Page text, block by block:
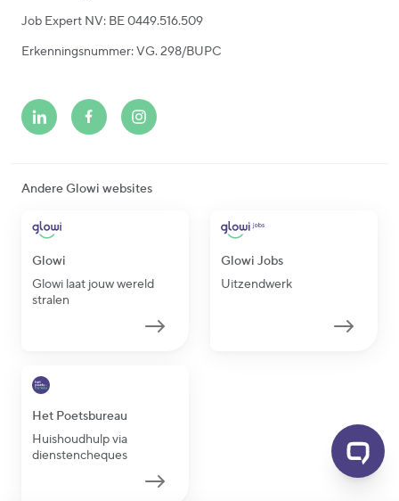
Job Expert NV: BE 0449.516.509
Erkenningsnummer: VG. 298/BUPC
Andere Glowi websites
Glowi
Glowi laat jouw wereld
stralen
Glowi Jobs
Uitzendwerk
Het Poetsbureau
Huishoudhulp via
dienstencheques